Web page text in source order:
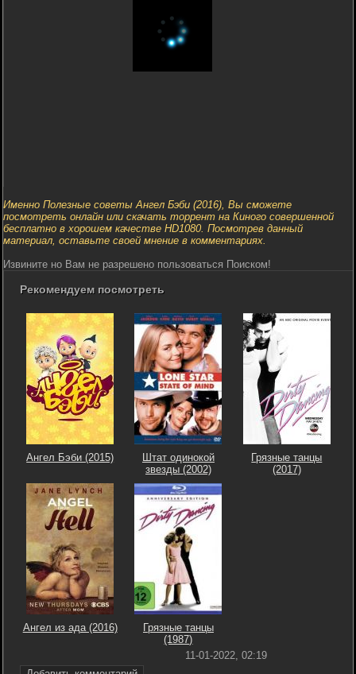
Именно Полезные советы Ангел Бэби (2016), Вы сможете
посмотреть онлайн или скачать торрент на Киного совершенной
бесплатно в хорошем качестве HD1080. Посмотрев данный
материал, оставьте своей мнение в комментариях.
Извините но Вам не разрешено пользоваться Поиском!
Рекомендуем посмотреть
Ангел Бэби (2015)
Штат одинокой
звезды (2002)
Грязные танцы
(2017)
Ангел из ада (2016)
Грязные танцы
(1987)
11-01-2022, 02:19